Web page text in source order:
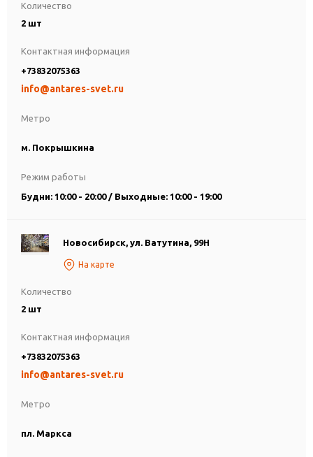
Количество
2 шт
Метро
м. Покрышкина
Контактная информация
+73832075363
info@antares-svet.ru
Режим работы
Будни: 10:00 - 20:00 / Выходные: 10:00 - 19:00
Новосибирск, ул. Ватутина, 99Н
На карте
Количество
2 шт
Метро
пл. Маркса
Контактная информация
+73832075363
info@antares-svet.ru